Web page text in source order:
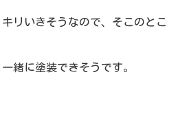
リいきそうなので、そこのとこ
緒に塗装できそうです。